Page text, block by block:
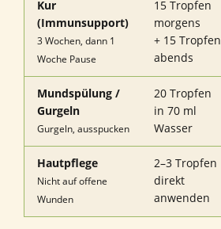
Kur
(Immunsupport)
3 Wochen, dann 1
Woche Pause
15 Tropfen
morgens
+ 15 Tropfen
abends
Mundspülung /
Gurgeln
Gurgeln, ausspucken
20 Tropfen
in 70 ml
Wasser
Hautpflege
Nicht auf offene
Wunden
2–3 Tropfen
direkt
anwenden